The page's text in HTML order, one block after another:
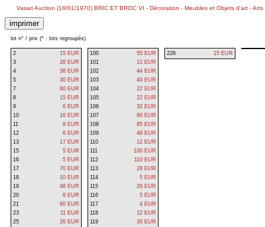
Vasari Auction (18/01/1970) BRIC ET BROC VI - Décoration - Meubles et Objets d'art -
lot n° / prix (* : lots regroupés)
2
15 EUR
3
28 EUR
4
38 EUR
5
30 EUR
7
60 EUR
8
15 EUR
9
6 EUR
10
16 EUR
11
9 EUR
12
6 EUR
13
17 EUR
15
5 EUR
16
5 EUR
17
70 EUR
18
10 EUR
19
48 EUR
20
8 EUR
21
60 EUR
23
11 EUR
25
26 EUR
100
55 EUR
101
12 EUR
102
44 EUR
103
40 EUR
104
22 EUR
105
22 EUR
106
32 EUR
107
90 EUR
108
85 EUR
109
48 EUR
110
12 EUR
111
100 EUR
112
110 EUR
113
28 EUR
114
5 EUR
115
26 EUR
116
5 EUR
117
4 EUR
118
12 EUR
119
30 EUR
226 15 EUR